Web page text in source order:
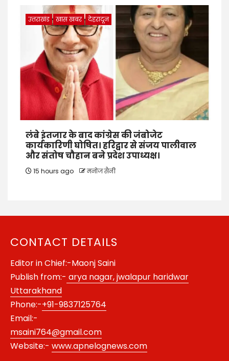
उत्तराखंड खास खबर देहरादून
लंबे इंतजार के बाद कांग्रेस की जंबोजेट
कार्यकारिणी घोषित। हरिद्वार से संजय पालीवाल
और संतोष चौहान बने प्रदेश उपाध्यक्ष।
15 hours ago मनोज सैनी
CONTACT DETAILS
Editor in Chief:-Maonj Saini
Publish from:- arya nagar, jwalapur haridwar
Uttarakhand
Phone:-+91-9837125764
Email:-
msaini764@gmail.com
Website:- www.apnelognews.com